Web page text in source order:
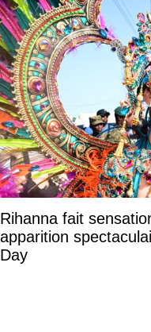
Rihanna fait
apparition
Day